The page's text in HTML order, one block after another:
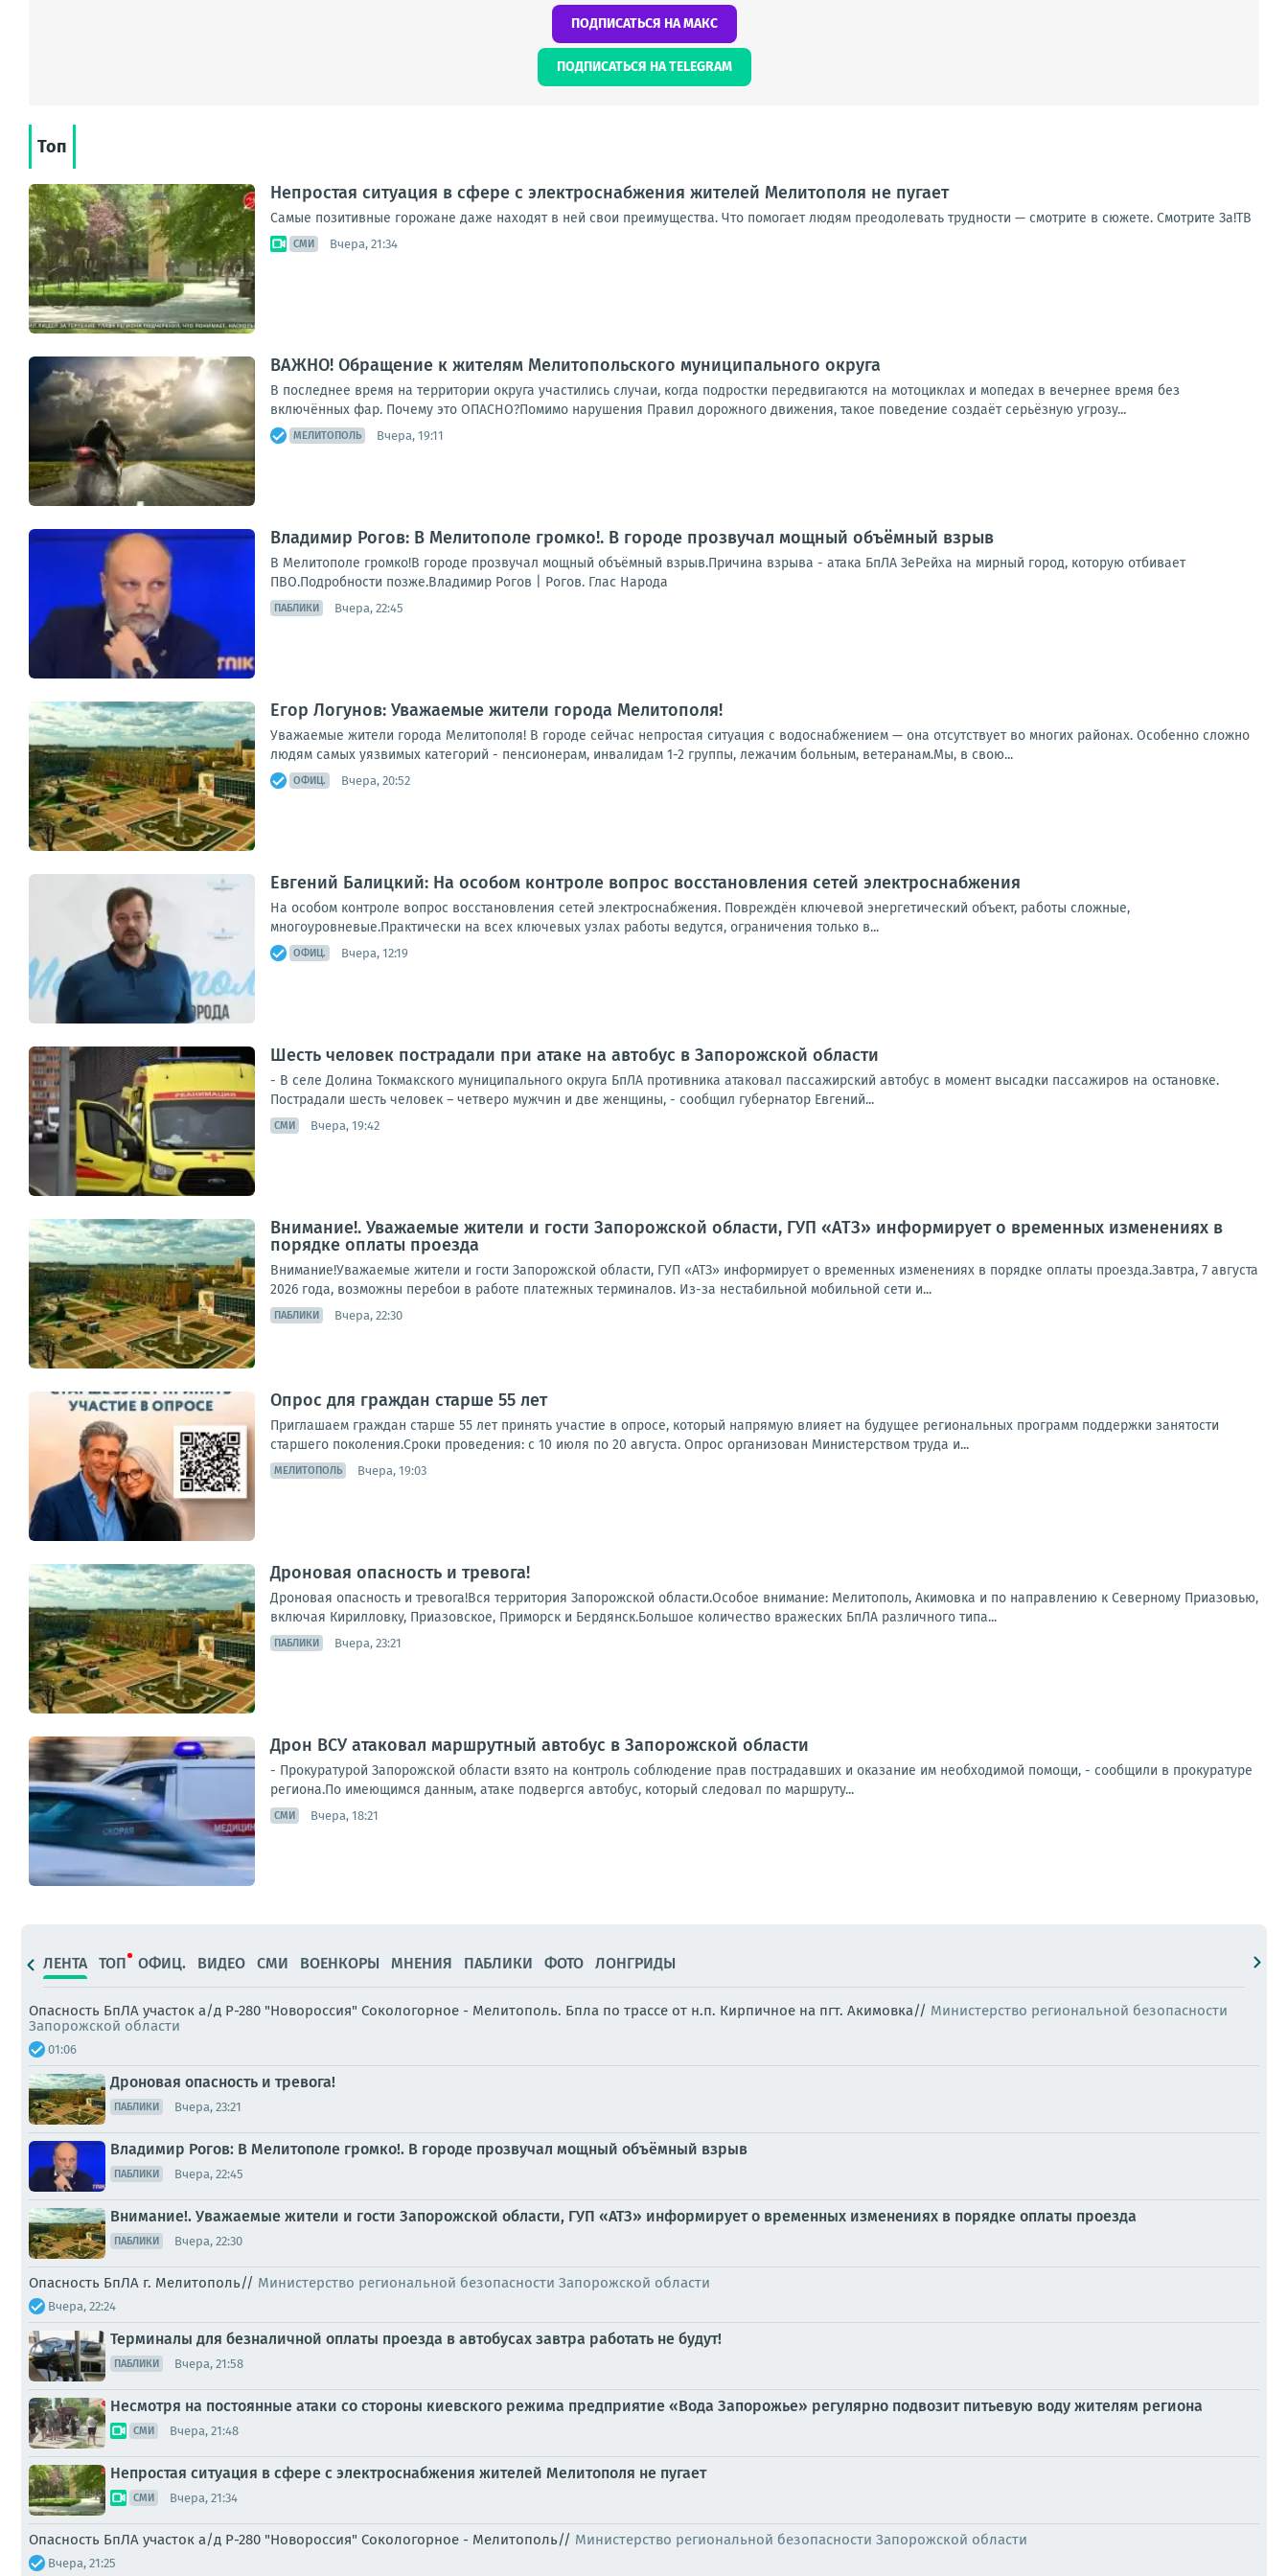
ПОДПИСАТЬСЯ НА МАКС
ПОДПИСАТЬСЯ НА TELEGRAM
Топ
Непростая ситуация в сфере с электроснабжения жителей Мелитополя не пугает
Самые позитивные горожане даже находят в ней свои преимущества. Что помогает людям преодолевать трудности — смотрите в сюжете. Смотрите За!ТВ
СМИ Вчера, 21:34
ВАЖНО! Обращение к жителям Мелитопольского муниципального округа
В последнее время на территории округа участились случаи, когда подростки передвигаются на мотоциклах и мопедах в вечернее время без
включённых фар. Почему это ОПАСНО?Помимо нарушения Правил дорожного движения, такое поведение создаёт серьёзную угрозу...
МЕЛИТОПОЛЬ Вчера, 19:11
Владимир Рогов: В Мелитополе громко!. В городе прозвучал мощный объёмный взрыв
В Мелитополе громко!В городе прозвучал мощный объёмный взрыв.Причина взрыва - атака БпЛА ЗеРейха на мирный город, которую отбивает
ПВО.Подробности позже.Владимир Рогов | Рогов. Глас Народа
ПАБЛИКИ Вчера, 22:45
Егор Логунов: Уважаемые жители города Мелитополя!
Уважаемые жители города Мелитополя! В городе сейчас непростая ситуация с водоснабжением — она отсутствует во многих районах. Особенно сложно
людям самых уязвимых категорий - пенсионерам, инвалидам 1-2 группы, лежачим больным, ветеранам.Мы, в свою...
ОФИЦ. Вчера, 20:52
Евгений Балицкий: На особом контроле вопрос восстановления сетей электроснабжения
На особом контроле вопрос восстановления сетей электроснабжения. Повреждён ключевой энергетический объект, работы сложные,
многоуровневые.Практически на всех ключевых узлах работы ведутся, ограничения только в...
ОФИЦ. Вчера, 12:19
Шесть человек пострадали при атаке на автобус в Запорожской области
- В селе Долина Токмакского муниципального округа БпЛА противника атаковал пассажирский автобус в момент высадки пассажиров на остановке.
Пострадали шесть человек – четверо мужчин и две женщины, - сообщил губернатор Евгений...
СМИ Вчера, 19:42
Внимание!. Уважаемые жители и гости Запорожской области, ГУП «АТЗ» информирует о временных изменениях в
порядке оплаты проезда
Внимание!Уважаемые жители и гости Запорожской области, ГУП «АТЗ» информирует о временных изменениях в порядке оплаты проезда.Завтра, 7 августа
2026 года, возможны перебои в работе платежных терминалов. Из-за нестабильной мобильной сети и...
ПАБЛИКИ Вчера, 22:30
Опрос для граждан старше 55 лет
Приглашаем граждан старше 55 лет принять участие в опросе, который напрямую влияет на будущее региональных программ поддержки занятости
старшего поколения.Сроки проведения: с 10 июля по 20 августа. Опрос организован Министерством труда и...
МЕЛИТОПОЛЬ Вчера, 19:03
Дроновая опасность и тревога!
Дроновая опасность и тревога!Вся территория Запорожской области.Особое внимание: Мелитополь, Акимовка и по направлению к Северному Приазовью,
включая Кирилловку, Приазовское, Приморск и Бердянск.Большое количество вражеских БпЛА различного типа...
ПАБЛИКИ Вчера, 23:21
Дрон ВСУ атаковал маршрутный автобус в Запорожской области
- Прокуратурой Запорожской области взято на контроль соблюдение прав пострадавших и оказание им необходимой помощи, - сообщили в прокуратуре
региона.По имеющимся данным, атаке подвергся автобус, который следовал по маршруту...
СМИ Вчера, 18:21
ЛЕНТА ТОП ОФИЦ. ВИДЕО СМИ ВОЕНКОРЫ МНЕНИЯ ПАБЛИКИ ФОТО ЛОНГРИДЫ
Опасность БпЛА участок а/д Р-280 "Новороссия" Сокологорное - Мелитополь. Бпла по трассе от н.п. Кирпичное на пгт. Акимовка// Министерство региональной безопасности
Запорожской области
01:06
Дроновая опасность и тревога!
ПАБЛИКИ Вчера, 23:21
Владимир Рогов: В Мелитополе громко!. В городе прозвучал мощный объёмный взрыв
ПАБЛИКИ Вчера, 22:45
Внимание!. Уважаемые жители и гости Запорожской области, ГУП «АТЗ» информирует о временных изменениях в порядке оплаты проезда
ПАБЛИКИ Вчера, 22:30
Опасность БпЛА г. Мелитополь// Министерство региональной безопасности Запорожской области
Вчера, 22:24
Терминалы для безналичной оплаты проезда в автобусах завтра работать не будут!
ПАБЛИКИ Вчера, 21:58
Несмотря на постоянные атаки со стороны киевского режима предприятие «Вода Запорожье» регулярно подвозит питьевую воду жителям региона
СМИ Вчера, 21:48
Непростая ситуация в сфере с электроснабжения жителей Мелитополя не пугает
СМИ Вчера, 21:34
Опасность БпЛА участок а/д Р-280 "Новороссия" Сокологорное - Мелитополь// Министерство региональной безопасности Запорожской области
Вчера, 21:25